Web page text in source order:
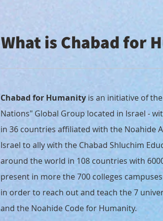
What is Chabad for
Chabad for Humanity is an initiative of
Nations" Global Group located in Israel -
in 36 countries affiliated with the Noahide
Israel to ally with the Chabad Shluchim
around the world in 108 countries with
present in more the 700 colleges
in order to reach out and teach the 7
and the Noahide Code for Humanity.